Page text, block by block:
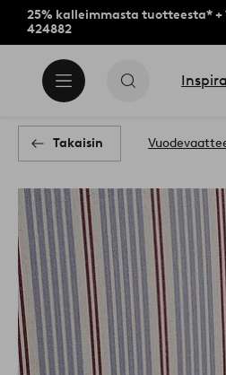
25% kalleimmasta tuotteesta*
424882
Takaisin